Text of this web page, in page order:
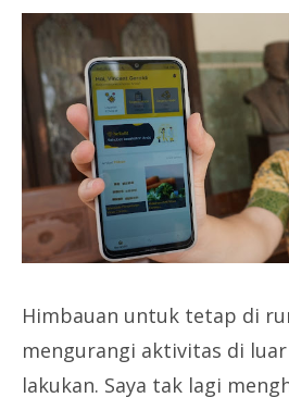
Himbauan untuk tetap di
mengurangi aktivitas di
lakukan. Saya tak lagi